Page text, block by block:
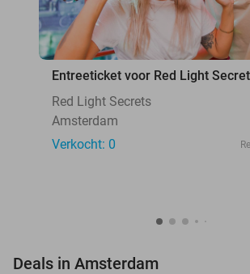
Entreeticket voor Red Light
Red Light Secrets
Amsterdam
Verkocht: 0
Deals in Amsterdam